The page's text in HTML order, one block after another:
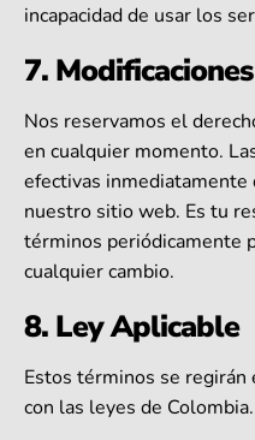
incapacidad de usar los
7.
Nos reservamos el
en cualquier momento.
efectivas inmediatamente
nuestro sitio web. Es tu
términos periódicamente
cualquier cambio.
8. Ley Aplicable
Estos términos se
con las leyes de Colombia.